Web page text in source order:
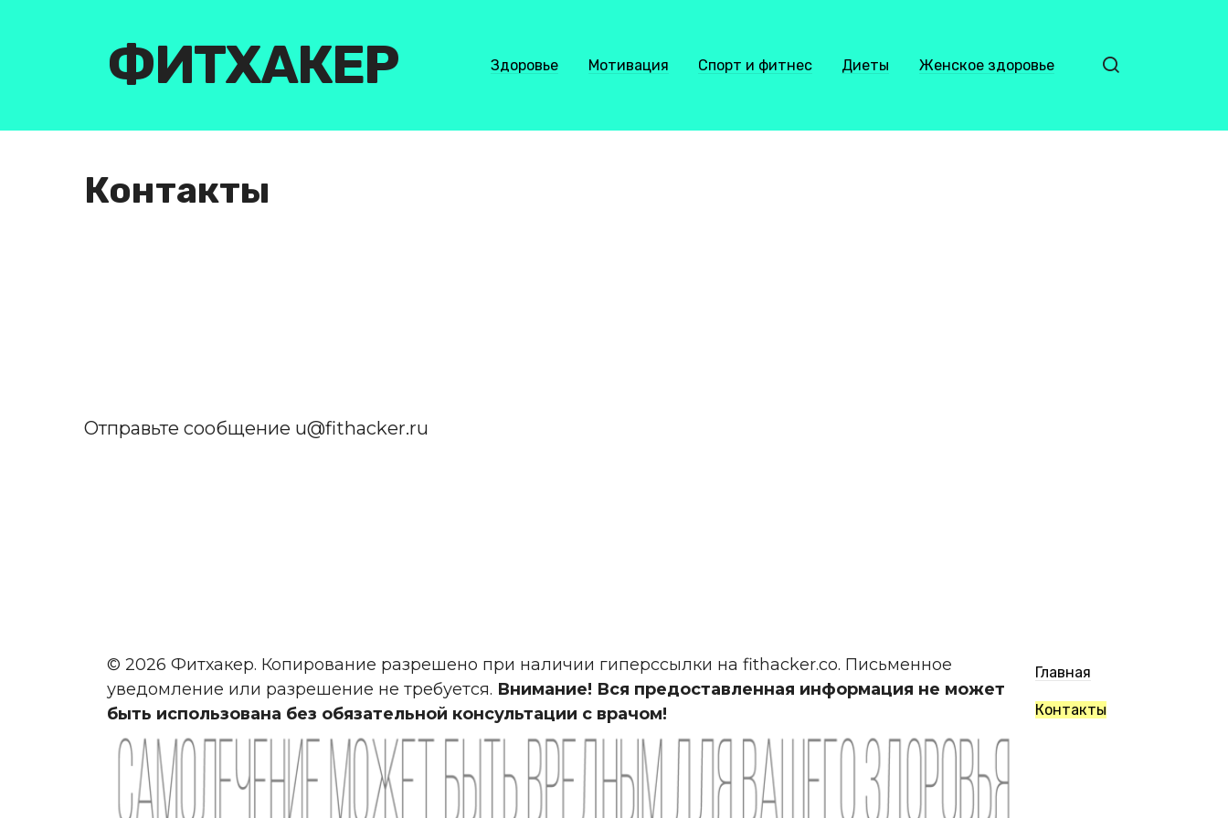
ФИТХАКЕР Здоровье Мотивация Спорт и фитнес Диеты Женское здоровье
Контакты
Отправьте сообщение u@fithacker.ru
© 2026 Фитхакер. Копирование разрешено при наличии гиперссылки на fithacker.co. Письменное
уведомление или разрешение не требуется. Внимание! Вся предоставленная информация не может
быть использована без обязательной консультации с врачом!
Главная
Контакты